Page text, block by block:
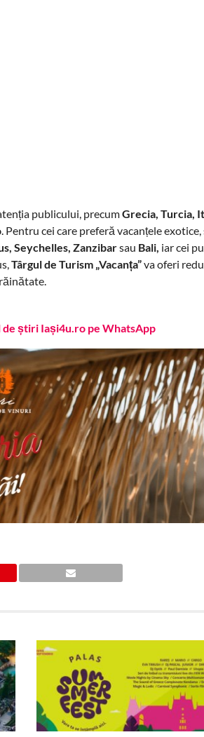
publicului, precumGrecia, Turcia,
. Pentru cei care preferă vacanțele
Seychelles, Zanzibarsau Bali, iar cei
Târgul de Turism „Vacanța”va oferi
știri Iași4u.ro pe WhatsApp